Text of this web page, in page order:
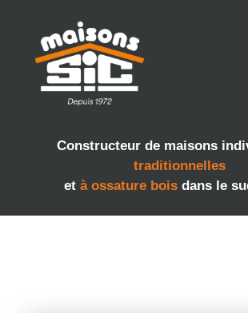
Constructeur de maisons
traditionnelles
et à ossature bois dans le